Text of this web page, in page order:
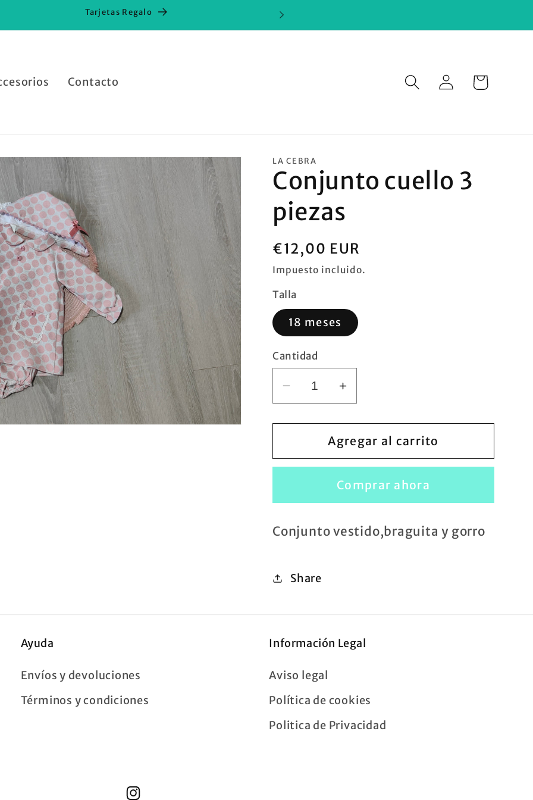
Tarjetas Regalo
Contacto
Iniciar
sesión
Carrito
LA CEBRA
Conjunto cuello 3
piezas
Precio
habitual
€12,00 EUR
Impuesto incluido.
Talla
18 meses
Cantidad
Reducir
cantidad
para
Conjunto
cuello
Aumentar
cantidad
para
Conjunto
cuello
piezas
Agregar al carrito
Comprar ahora
Conjunto vestido,braguita y gorro
Share
Ayuda
Envíos y devoluciones
Términos y condiciones
Información Legal
Aviso legal
Política de cookies
Politica de Privacidad